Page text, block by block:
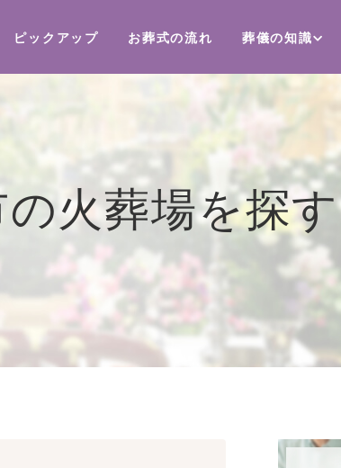
ピックアップ お葬式の流れ 葬儀の知識
火葬場を探す